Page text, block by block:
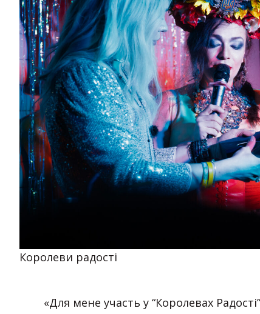
Королеви радості
«Для мене участь у “Королевах